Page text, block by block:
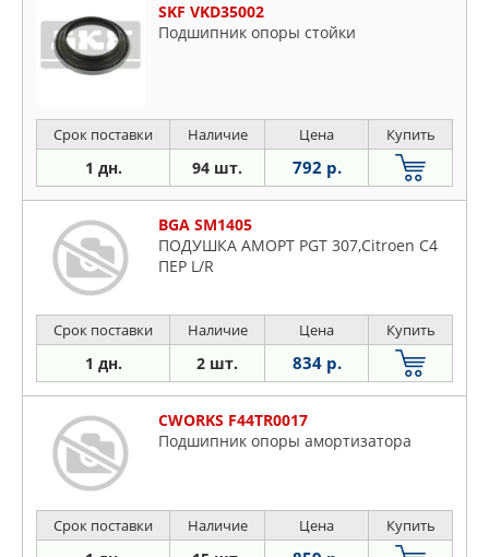
SKF VKD35002
Подшипник опоры стойки
Срок поставки Наличие Цена Купить
1 дн. 94 шт. 792 р.
BGA SM1405
ПОДУШКА АМОРТ PGT 307,Citroen C4
ПЕР L/R
Срок поставки Наличие Цена Купить
1 дн. 2 шт. 834 р.
CWORKS F44TR0017
Подшипник опоры амортизатора
Срок поставки Наличие Цена Купить